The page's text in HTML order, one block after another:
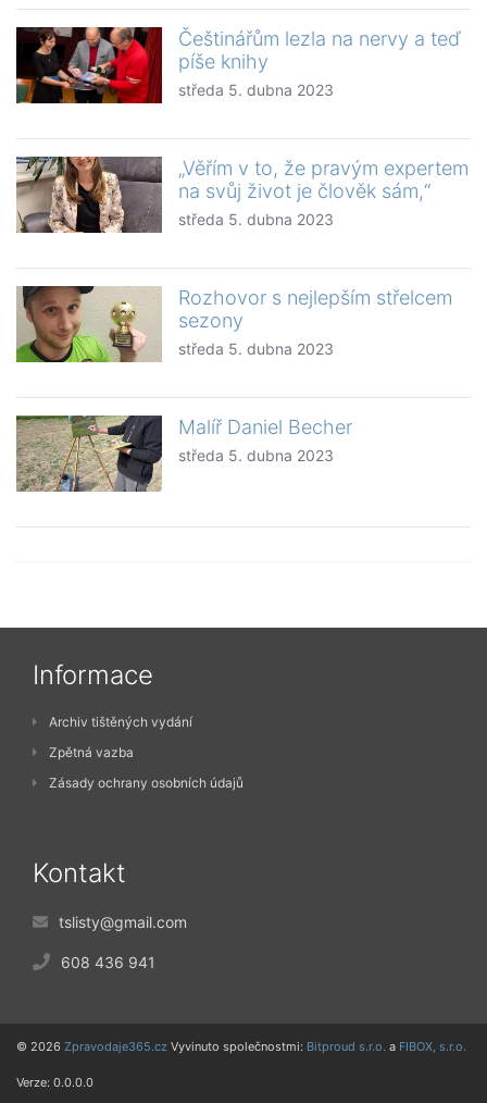
Češtinářům lezla na nervy a teď
píše knihy
středa 5. dubna 2023
„Věřím v to, že pravým expertem
na svůj život je člověk sám,“
středa 5. dubna 2023
Rozhovor s nejlepším střelcem
sezony
středa 5. dubna 2023
Malíř Daniel Becher
středa 5. dubna 2023
Informace
Archiv tištěných vydání
Zpětná vazba
Zásady ochrany osobních údajů
Kontakt
tslisty@gmail.com
608 436 941
© 2026 Zpravodaje365.cz Vyvinuto společnostmi: Bitproud s.r.o. a FIBOX, s.r.o.
Verze: 0.0.0.0